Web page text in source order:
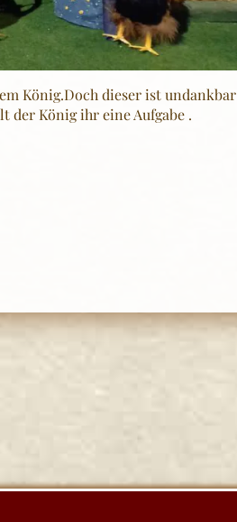
König.Doch dieser ist undankbar
der König ihr eine Aufgabe .